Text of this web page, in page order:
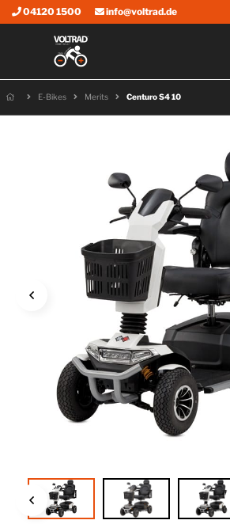
04120 1500 info@voltrad.de
E-Bikes Merits Centuro S4 10